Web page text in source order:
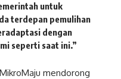
untuk
terdepan pemulihan
dengan
seperti saat ini.”
mendorong